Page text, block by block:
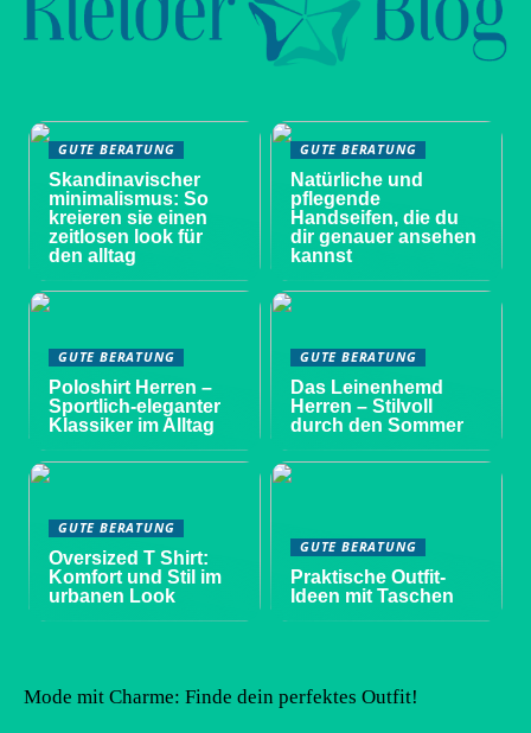
GUTE BERATUNG
Skandinavischer
minimalismus: So
kreieren sie einen
zeitlosen look für
den alltag
GUTE BERATUNG
Natürliche und
pflegende
Handseifen, die du
dir genauer ansehen
kannst
GUTE BERATUNG
Poloshirt Herren –
Sportlich-eleganter
Klassiker im Alltag
GUTE BERATUNG
Das Leinenhemd
Herren – Stilvoll
durch den Sommer
GUTE BERATUNG
Oversized T Shirt:
Komfort und Stil im
urbanen Look
GUTE BERATUNG
Praktische Outfit-
Ideen mit Taschen
Mode mit Charme: Finde dein perfektes Outfit!